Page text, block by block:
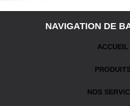
NAVIGATION DE
ACCUEIL
NOS